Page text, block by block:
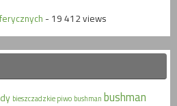
- 19 412 views
bieszczadzkie piwo bushman bushman